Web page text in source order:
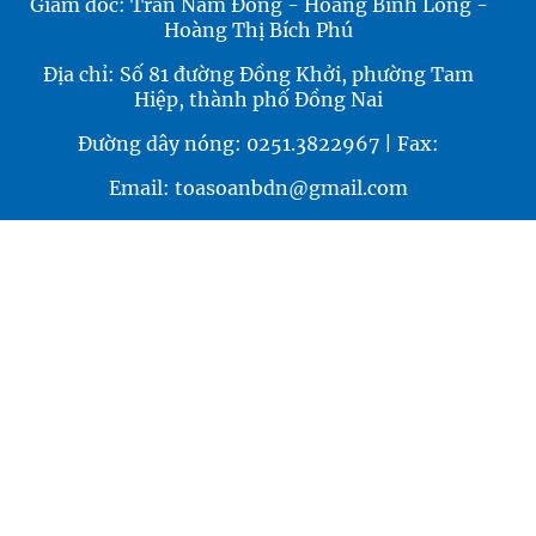
Giám đốc: Trần Nam Đông - Hoàng Bình Long -
Hoàng Thị Bích Phú
Địa chỉ: Số 81 đường Đồng Khởi, phường Tam
Hiệp, thành phố Đồng Nai
Đường dây nóng: 0251.3822967 | Fax:
Email: toasoanbdn@gmail.com